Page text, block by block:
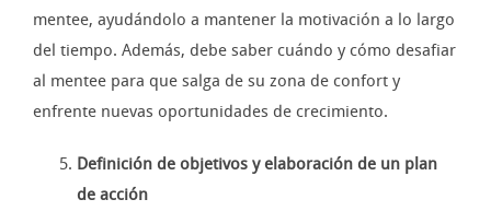
mentee, ayudándolo a mantener la motivación a lo largo
del tiempo. Además, debe saber cuándo y cómo desafiar
al mentee para que salga de su zona de confort y
enfrente nuevas oportunidades de crecimiento.
Definición de objetivos y elaboración de un plan
de acción